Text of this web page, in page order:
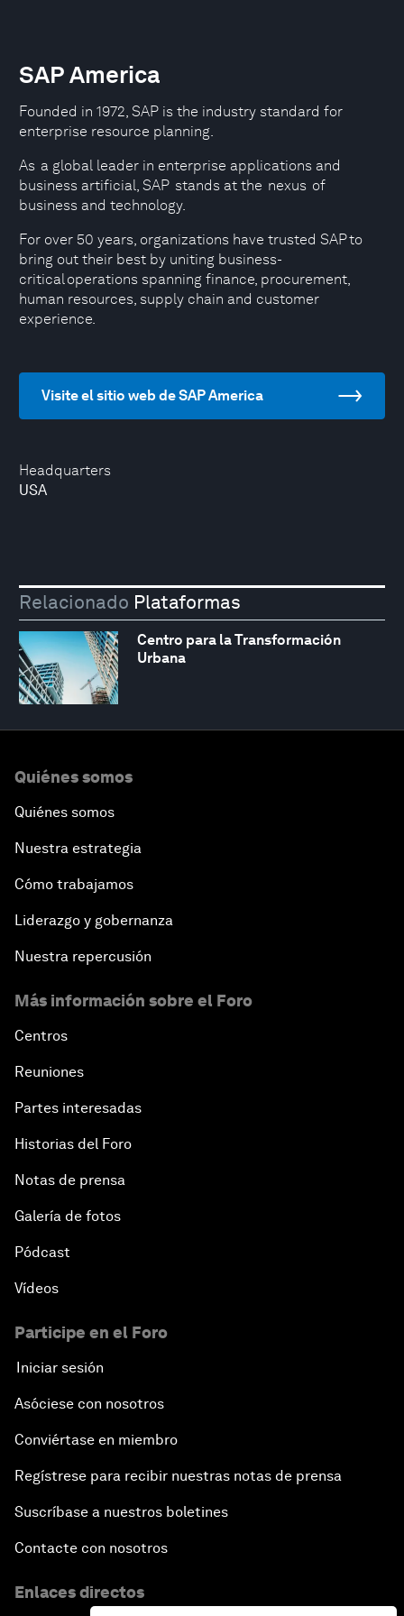
Headquarters
USA
SAP America
Founded in 1972, SAP is the industry standard for
enterprise resource planning.
As a global leader in enterprise applications and
business artificial, SAP stands at the nexus of
business and technology.
For over 50 years, organizations have trusted SAP to
bring out their best by uniting business-
critical operations spanning finance, procurement,
human resources, supply chain and customer
experience.
Visite el sitio web de SAP America
Relacionado Plataformas
Centro para la Transformación
Urbana
Quiénes somos
Quiénes somos
Nuestra estrategia
Cómo trabajamos
Liderazgo y gobernanza
Nuestra repercusión
Más información sobre el Foro
Centros
Reuniones
Partes interesadas
Historias del Foro
Notas de prensa
Galería de fotos
Pódcast
Vídeos
Participe en el Foro
Iniciar sesión
Asóciese con nosotros
Conviértase en miembro
Regístrese para recibir nuestras notas de prensa
Suscríbase a nuestros boletines
Contacte con nosotros
Enlaces directos